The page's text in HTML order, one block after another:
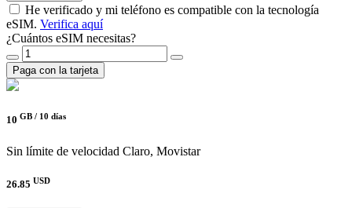
He verificado y mi teléfono es compatible con la tecnología
eSIM. Verifica aquí
¿Cuántos eSIM necesitas?
Paga con la tarjeta
10 GB / 10 días
Sin límite de velocidad Claro, Movistar
26.85 USD